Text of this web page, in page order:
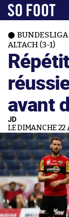
BUNDESLIGA
ALTACH (3-1)
avant
JD
LE DIMANCHE 22